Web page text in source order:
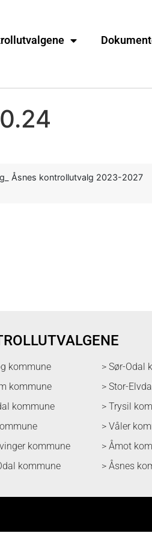
Åsnes kontrollutvalg 2023-2027
kommune
kommune
kommune
kommune
kommune
> Sør-Odal
> Stor-
> Trysil
> Våler
> Åmot
> Åsnes